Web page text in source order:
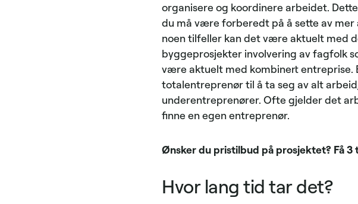
organisere og koordinere arbeidet.
du må være forberedt på å sette av mer
noen tilfeller kan det være aktuelt med
byggeprosjekter involvering av fagfolk
være aktuelt med kombinert entreprise.
totalentreprenør til å ta seg av alt
underentreprenører. Ofte gjelder det
finne en egen entreprenør.
Ønsker du pristilbud på prosjektet? Få 3
Hvor lang tid tar det?